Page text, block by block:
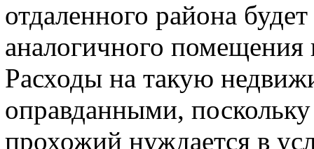
отдаленного района
аналогичного помещения
Расходы на такую
оправданными,
прохожий нуждается в